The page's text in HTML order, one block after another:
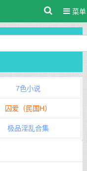
菜单
7色小说
囚爱（民国H）
极品淫乱合集